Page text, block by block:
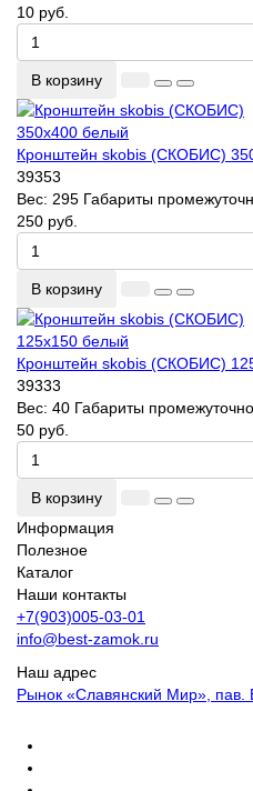
10 руб.
В корзину
Кронштейн skobis (СКОБИС)
39353
Вес: 295 Габариты
250 руб.
В корзину
Кронштейн skobis (СКОБИС)
39333
Вес: 40 Габариты
50 руб.
В корзину
Информация
Полезное
Каталог
Наши контакты
+7(903)005-03-01
info@best-zamok.ru
Наш адрес
Рынок «Славянский Мир», пав.